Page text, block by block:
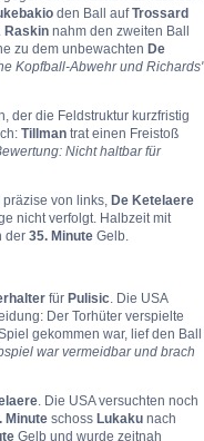
den Ball aufTrossard
Raskin nahm den zweiten Ball
zu dem unbewachten De
Kopfball-Abwehr und Richards'
der die Feldstruktur kurzfristig
Tillman trat einen Freistoß
Nicht haltbar für
präzise von links, De Ketelaere
nicht verfolgt. Halbzeit mit
der 35. Minute Gelb.
für Pulisic . Die USA
Der Torhüter verspielte
gekommen war, lief den Ball
war vermeidbar und brach
. Die USA versuchten noch
Minute schoss Lukaku nach
Gelb und wurde zeitnah